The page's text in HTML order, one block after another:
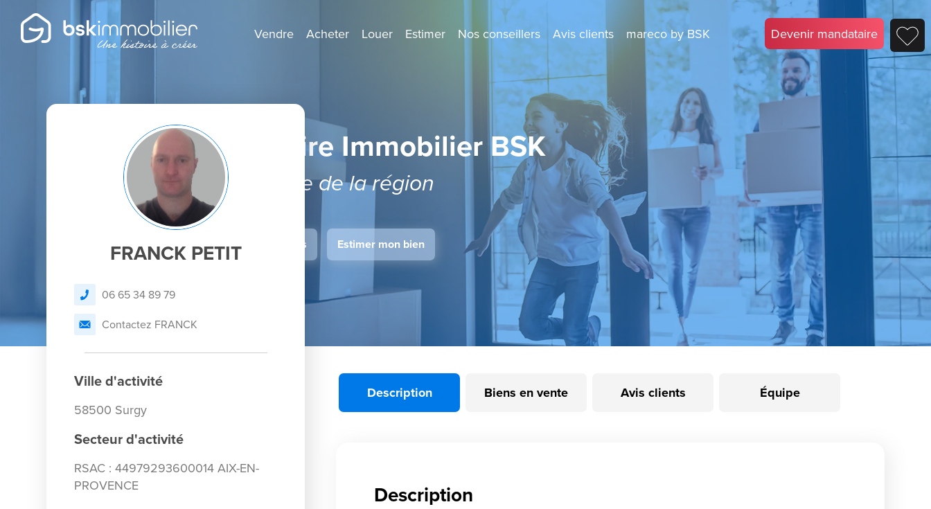
Vendre Acheter Louer Estimer Nos conseillers Avis clients mareco by BSK Devenir mandataire
Agent Mandataire Immobilier BSK
Spécialiste de la région
Je dépose un avis Estimer mon bien
FRANCK PETIT
06 65 34 89 79
Contactez FRANCK
Ville d'activité
58500 Surgy
Secteur d'activité
RSAC : 44979293600014 AIX-EN-
PROVENCE
Description Biens en vente Avis clients Équipe
Description